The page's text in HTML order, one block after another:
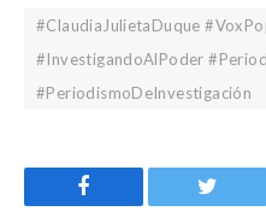
#ClaudiaJulietaDuque
#InvestigandoAlPoder
#PeriodismoDeInvestigación